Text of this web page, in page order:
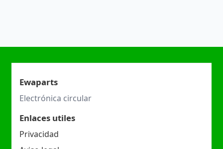
Ewaparts
Electrónica circular
Enlaces utiles
Privacidad